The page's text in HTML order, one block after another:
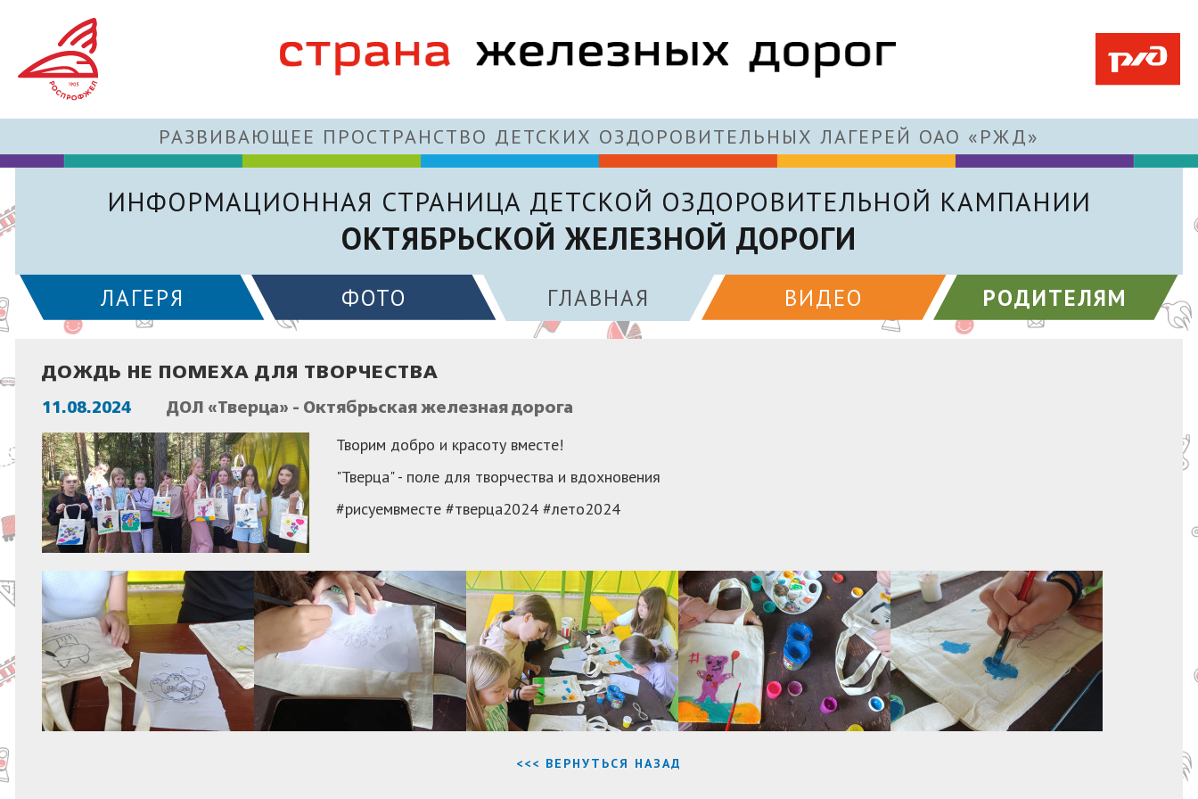
РАЗВИВАЮЩЕЕ ПРОСТРАНСТВО ДЕТСКИХ ОЗДОРОВИТЕЛЬНЫХ ЛАГЕРЕЙ ОАО «РЖД»
ИНФОРМАЦИОННАЯ СТРАНИЦА ДЕТСКОЙ ОЗДОРОВИТЕЛЬНОЙ КАМПАНИИ
ОКТЯБРЬСКОЙ ЖЕЛЕЗНОЙ ДОРОГИ
ЛАГЕРЯ ФОТО ГЛАВНАЯ ВИДЕО РОДИТЕЛЯМ
ДОЖДЬ НЕ ПОМЕХА ДЛЯ ТВОРЧЕСТВА
11.08.2024 ДОЛ «Тверца» - Октябрьская железная дорога
Творим добро и красоту вместе!
"Тверца" - поле для творчества и вдохновения
#рисуемвместе #тверца2024 #лето2024
<<< ВЕРНУТЬСЯ НАЗАД